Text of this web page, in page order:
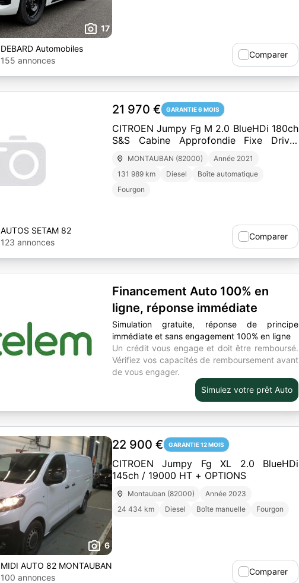
17
DEBARD Automobiles
155 annonces
Comparer
21 970 € GARANTIE 6 MOIS
CITROEN Jumpy Fg M 2.0 BlueHDi 180ch
S&S Cabine Approfondie Fixe Driver
EAT8
MONTAUBAN (82000)
Année 2021
131 989 km
Diesel
Boîte automatique
Fourgon
AUTOS SETAM 82
123 annonces
Comparer
Financement Auto 100% en
ligne, réponse immédiate
Simulation gratuite, réponse de principe
immédiate et sans engagement 100% en ligne
Un crédit vous engage et doit être remboursé.
Vérifiez vos capacités de remboursement avant
de vous engager.
Simulez votre prêt Auto
6
22 900 € GARANTIE 12 MOIS
CITROEN Jumpy Fg XL 2.0 BlueHDi
145ch / 19000 HT + OPTIONS
Montauban (82000)
Année 2023
24 434 km
Diesel Boîte manuelle Fourgon
MIDI AUTO 82 MONTAUBAN
100 annonces
Comparer